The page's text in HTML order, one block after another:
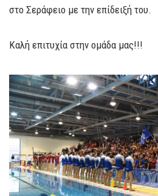
στο Σεράφειο με την επίδειξή του.
Καλή επιτυχία στην ομάδα μας!!!